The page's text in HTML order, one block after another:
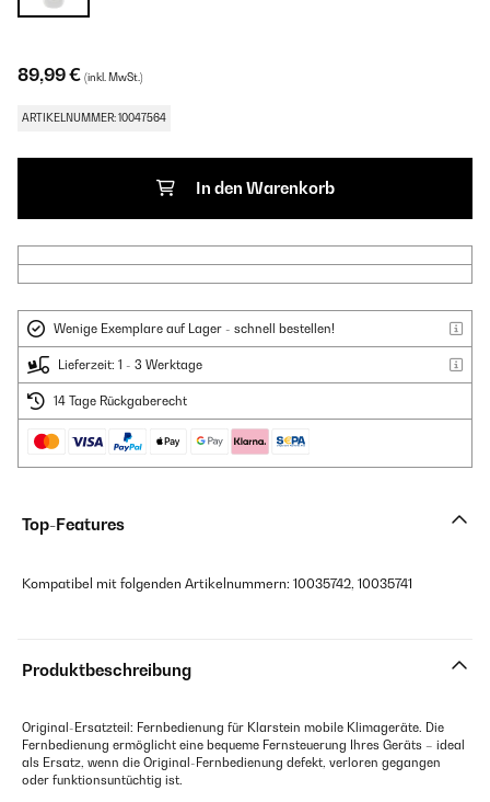
89,99 € (inkl. MwSt.)
ARTIKELNUMMER: 10047564
In den Warenkorb
Wenige Exemplare auf Lager - schnell bestellen!
Lieferzeit: 1 - 3 Werktage
14 Tage Rückgaberecht
Top-Features
Kompatibel mit folgenden Artikelnummern: 10035742, 10035741
Produktbeschreibung
Original-Ersatzteil: Fernbedienung für Klarstein mobile Klimageräte. Die
Fernbedienung ermöglicht eine bequeme Fernsteuerung Ihres Geräts – ideal
als Ersatz, wenn die Original-Fernbedienung defekt, verloren gegangen
oder funktionsuntüchtig ist.